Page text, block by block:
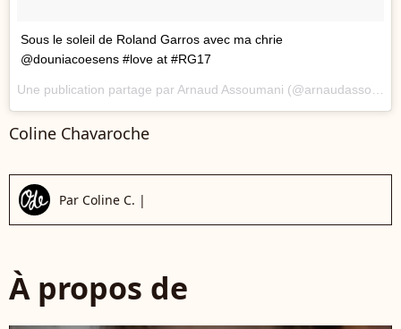
Sous le soleil de Roland Garros avec ma chrie
@douniacoesens #love at #RG17
Une publication partage par Arnaud Assoumani (@arnaudassoumani) le
Coline Chavaroche
Par Coline C. |
À propos de